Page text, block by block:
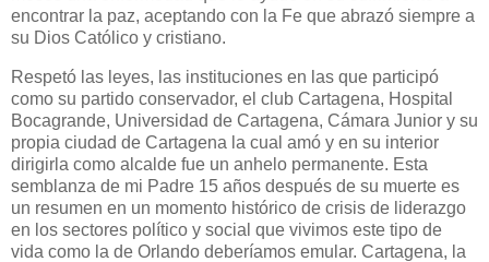
encontrar la paz, aceptando con la Fe que abrazó siempre a
su Dios Católico y cristiano.
Respetó las leyes, las instituciones en las que participó
como su partido conservador, el club Cartagena, Hospital
Bocagrande, Universidad de Cartagena, Cámara Junior y su
propia ciudad de Cartagena la cual amó y en su interior
dirigirla como alcalde fue un anhelo permanente. Esta
semblanza de mi Padre 15 años después de su muerte es
un resumen en un momento histórico de crisis de liderazgo
en los sectores político y social que vivimos este tipo de
vida como la de Orlando deberíamos emular. Cartagena, la